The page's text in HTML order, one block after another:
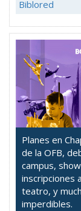
Biblored
Planes en
de la OFB,
campus,
inscripciones
teatro, y
imperdibles.